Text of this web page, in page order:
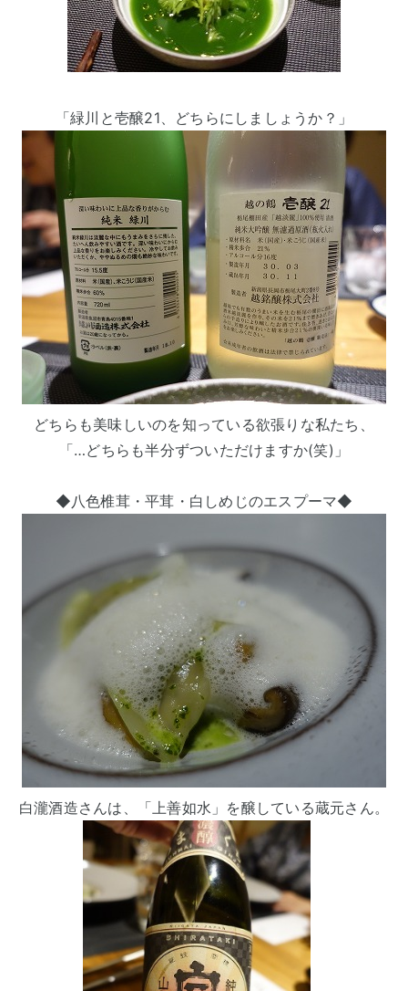
「緑川と壱醸21、どちらにしましょうか？」
どちらも美味しいのを知っている欲張りな私たち、
「…どちらも半分ずついただけますか(笑)」
◆八色椎茸・平茸・白しめじのエスプーマ◆
白瀧酒造さんは、「上善如水」を醸している蔵元さん。